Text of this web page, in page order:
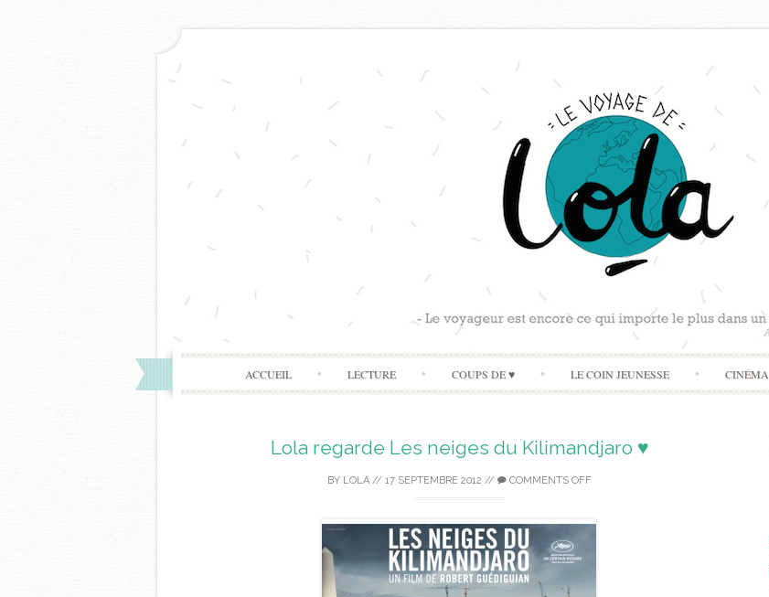
Skip
to
ACCUEIL LECTURE COUPS DE ♥ LE COIN JEUNESSE CINÉMA
Lola regarde Les neiges du Kilimandjaro ♥
BY LOLA// 17 SEPTEMBRE 2012 // COMMENTS OFF